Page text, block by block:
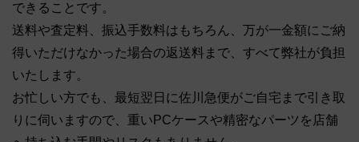
できることです。
送料や査定料、振込手数料はもちろん、万が一金額にご納
得いただけなかった場合の返送料まで、すべて弊社が負担
いたします。
お忙しい方でも、最短翌日に佐川急便がご自宅まで引き取
りに伺いますので、重いPCケースや精密なパーツを店舗